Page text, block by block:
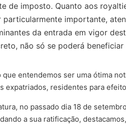
de imposto. Quanto aos
particularmente importante,
da entrada em vigor
não só se poderá
que entendemos ser uma ótima
expatriados, residentes para
no passado dia 18 de
a sua ratificação,